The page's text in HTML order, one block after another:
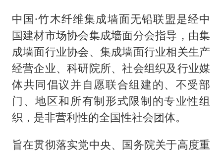
中国·竹木纤维集成墙面无铅联盟是经中
国建材市场协会集成墙面分会指导，由集
成墙面行业协会、集成墙面行业相关生产
经营企业、科研院所、社会组织及行业媒
体共同倡议并自愿联合组建的、不受部
门、地区和所有制形式限制的专业性组
织，是非营利性的全国性社会团体。
旨在贯彻落实党中央、国务院关于高度重